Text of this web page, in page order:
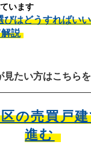
います
びはどうすればい
説
見たい方はこちら
の売買戸
進む